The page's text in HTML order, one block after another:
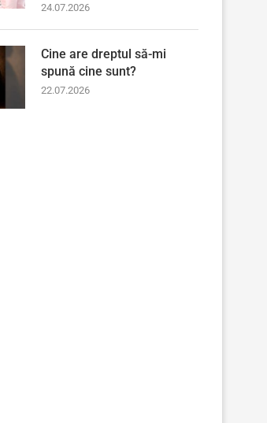
24.07.2026
Cine are dreptul să-mi
spună cine sunt?
22.07.2026